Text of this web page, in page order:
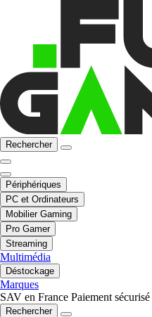
Rechercher
Périphériques
PC et Ordinateurs
Mobilier Gaming
Pro Gamer
Streaming
Multimédia
Déstockage
Marques
SAV en France Paiement sécurisé
Rechercher